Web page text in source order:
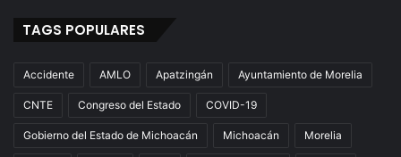
TAGS POPULARES
Accidente AMLO Apatzingán Ayuntamiento de Morelia
CNTE Congreso del Estado COVID-19
Gobierno del Estado de Michoacán Michoacán Morelia